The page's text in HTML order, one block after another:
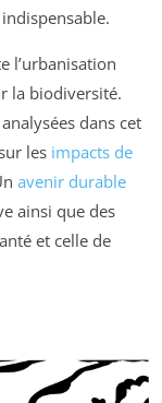
l’urbanisation
la biodiversité.
dans cet
les impacts de
avenir durable
ainsi que des
et celle de